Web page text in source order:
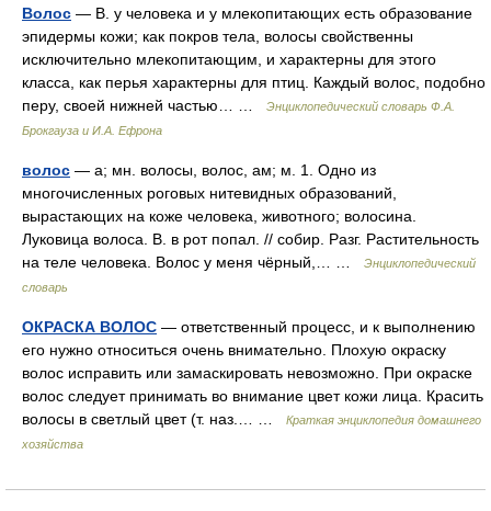
Волос — В. у человека и у млекопитающих есть образование
эпидермы кожи; как покров тела, волосы свойственны
исключительно млекопитающим, и характерны для этого
класса, как перья характерны для птиц. Каждый волос, подобно
перу, своей нижней частью… …
Энциклопедический словарь Ф.А.
Брокгауза и И.А. Ефрона
волос — а; мн. волосы, волос, ам; м. 1. Одно из
многочисленных роговых нитевидных образований,
вырастающих на коже человека, животного; волосина.
Луковица волоса. В. в рот попал. // собир. Разг. Растительность
на теле человека. Волос у меня чёрный,… …
Энциклопедический
словарь
ОКРАСКА ВОЛОС — ответственный процесс, и к выполнению
его нужно относиться очень внимательно. Плохую окраску
волос исправить или замаскировать невозможно. При окраске
волос следует принимать во внимание цвет кожи лица. Красить
волосы в светлый цвет (т. наз.… …
Краткая энциклопедия домашнего
хозяйства